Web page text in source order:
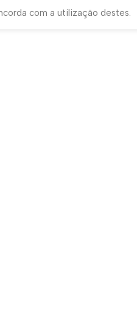
com a utilização destes.